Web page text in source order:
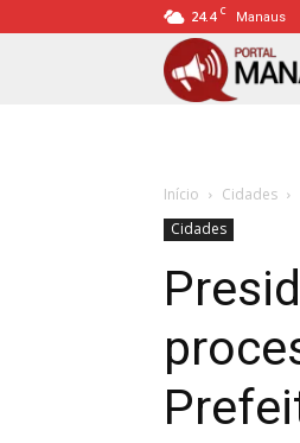
24.4 C Manaus
Início Cidades
Cidades